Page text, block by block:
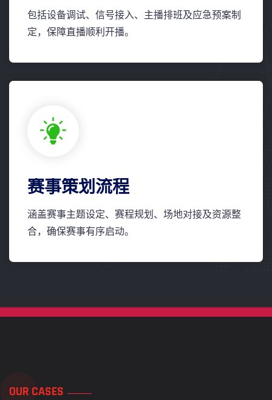
包括设备调试、信号接入、主播排班及应急预案制
定，保障直播顺利开播。
赛事策划流程
涵盖赛事主题设定、赛程规划、场地对接及资源整
合，确保赛事有序启动。
OUR CASES